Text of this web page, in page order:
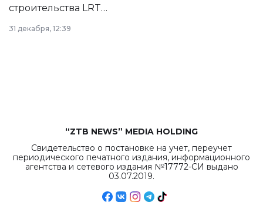
строительства LRT
в Астане из
республиканского
31 декабря, 12:39
“ZTB NEWS” MEDIA HOLDING
Свидетельство о постановке на учет, переучет
периодического печатного издания, информационного
агентства и сетевого издания №17772-СИ выдано
03.07.2019.